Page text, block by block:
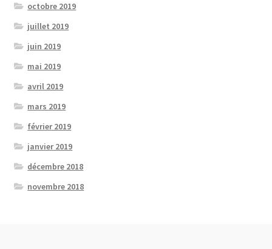
octobre 2019
juillet 2019
juin 2019
mai 2019
avril 2019
mars 2019
février 2019
janvier 2019
décembre 2018
novembre 2018